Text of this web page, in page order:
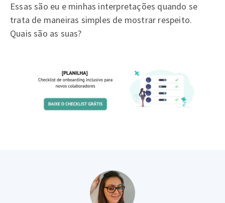
Essas são eu e minhas interpretações quando se
trata de maneiras simples de mostrar respeito.
Quais são as suas?